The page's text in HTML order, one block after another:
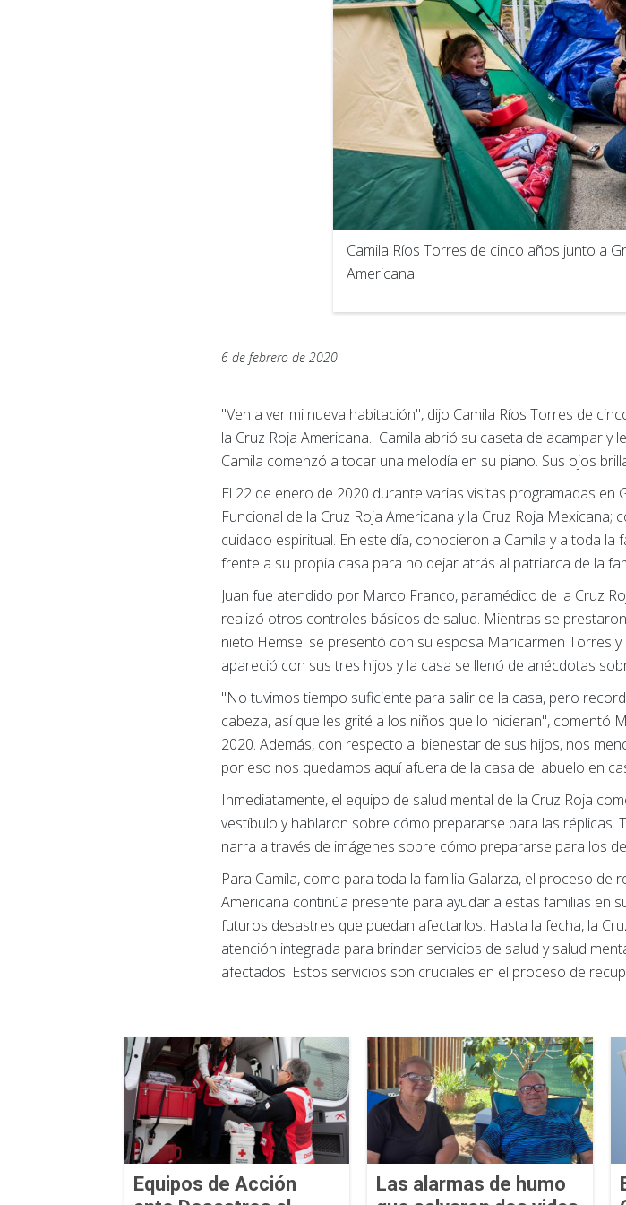
Camila Ríos Torres de cinco años junto a
Americana.
6 de febrero de 2020
"Ven a ver mi nueva habitación", dijo Camila Ríos Torres de
la Cruz Roja Americana. Camila abrió su caseta de acampar y
Camila comenzó a tocar una melodía en su piano. Sus ojos
El 22 de enero de 2020 durante varias visitas programadas
Funcional de la Cruz Roja Americana y la Cruz Roja
cuidado espiritual. En este día, conocieron a Camila y a toda
frente a su propia casa para no dejar atrás al patriarca de la
Juan fue atendido por Marco Franco, paramédico de la Cruz
realizó otros controles básicos de salud. Mientras se
nieto Hemsel se presentó con su esposa Maricarmen Torres
apareció con sus tres hijos y la casa se llenó de anécdotas
"No tuvimos tiempo suficiente para salir de la casa, pero
cabeza, así que les grité a los niños que lo hicieran", comentó
2020. Además, con respecto al bienestar de sus hijos, nos
por eso nos quedamos aquí afuera de la casa del abuelo en
Inmediatamente, el equipo de salud mental de la Cruz Roja
vestíbulo y hablaron sobre cómo prepararse para las
narra a través de imágenes sobre cómo prepararse para los
Para Camila, como para toda la familia Galarza, el proceso de
Americana continúa presente para ayudar a estas familias en
futuros desastres que puedan afectarlos. Hasta la fecha, la
atención integrada para brindar servicios de salud y salud
afectados. Estos servicios son cruciales en el proceso de
Equipos de Acción
Las alarmas de humo